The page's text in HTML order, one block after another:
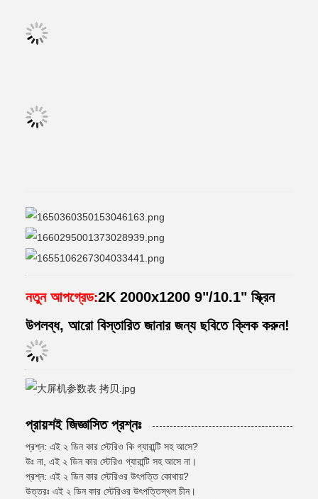
নতুন আপগ্রেড:2K 2000x1200 9"/10.1" স্ক্রিন
উপলব্ধ, আরো বিস্তারিত জানার জন্য ছবিতে ক্লিক করুন!
প্রায়শই জিজ্ঞাসিত প্রশ্নঃ
প্রশ্ন: এই ২ ডিন কার স্টেরিও কি গ্যারান্টি সহ আসে?
উঃ না, এই ২ ডিন কার স্টেরিও গ্যারান্টি সহ আসে না।
প্রশ্ন: এই ২ ডিন কার স্টেরিওর উৎপত্তি কোথায়?
উত্তরঃ এই ২ ডিন কার স্টেরিওর উৎপত্তিস্থল চীন।